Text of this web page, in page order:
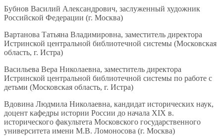
Бубнов Василий Александрович, заслуженный художник
Российской Федерации (г. Москва)
Вартанова Татьяна Владимировна, заместитель директора
Истринской центральной библиотечной системы (Московская
область, г. Истра)
Васильева Вера Николаевна, заместитель директора
Истринской центральной библиотечной системы по работе с
детьми (Московская область, г. Истра)
Вдовина Людмила Николаевна, кандидат исторических наук,
доцент кафедры истории России до начала XIX в.
исторического факультета Московского государственного
университета имени М.В. Ломоносова (г. Москва)